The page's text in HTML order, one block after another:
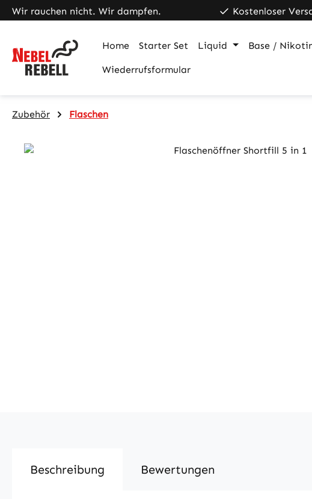
Hauptinhalt springen
Zur Suche springen
Zur Hauptnavigation springen
Wir rauchen nicht. Wir dampfen. Kostenloser
Home Starter Set Liquid Base /
Wiederrufsformular
Zubehör Flaschen
Beschreibung Bewertungen